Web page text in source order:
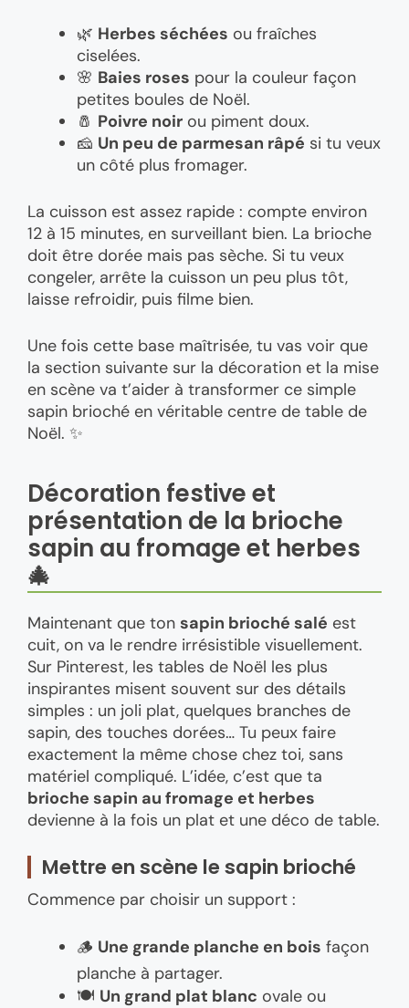
🌿 Herbes séchées ou fraîches
ciselées.
🌸 Baies roses pour la couleur façon
petites boules de Noël.
🧂 Poivre noir ou piment doux.
🧀 Un peu de parmesan râpé si tu veux
un côté plus fromager.
La cuisson est assez rapide : compte environ
12 à 15 minutes, en surveillant bien. La brioche
doit être dorée mais pas sèche. Si tu veux
congeler, arrête la cuisson un peu plus tôt,
laisse refroidir, puis filme bien.
Une fois cette base maîtrisée, tu vas voir que
la section suivante sur la décoration et la mise
en scène va t’aider à transformer ce simple
sapin brioché en véritable centre de table de
Noël. ✨
Décoration festive et
présentation de la brioche
sapin au fromage et herbes
🎄
Maintenant que ton sapin brioché salé est
cuit, on va le rendre irrésistible visuellement.
Sur Pinterest, les tables de Noël les plus
inspirantes misent souvent sur des détails
simples : un joli plat, quelques branches de
sapin, des touches dorées… Tu peux faire
exactement la même chose chez toi, sans
matériel compliqué. L’idée, c’est que ta
brioche sapin au fromage et herbes
devienne à la fois un plat et une déco de table.
Mettre en scène le sapin brioché
Commence par choisir un support :
🪵 Une grande planche en bois façon
planche à partager.
🍽️ Un grand plat blanc ovale ou